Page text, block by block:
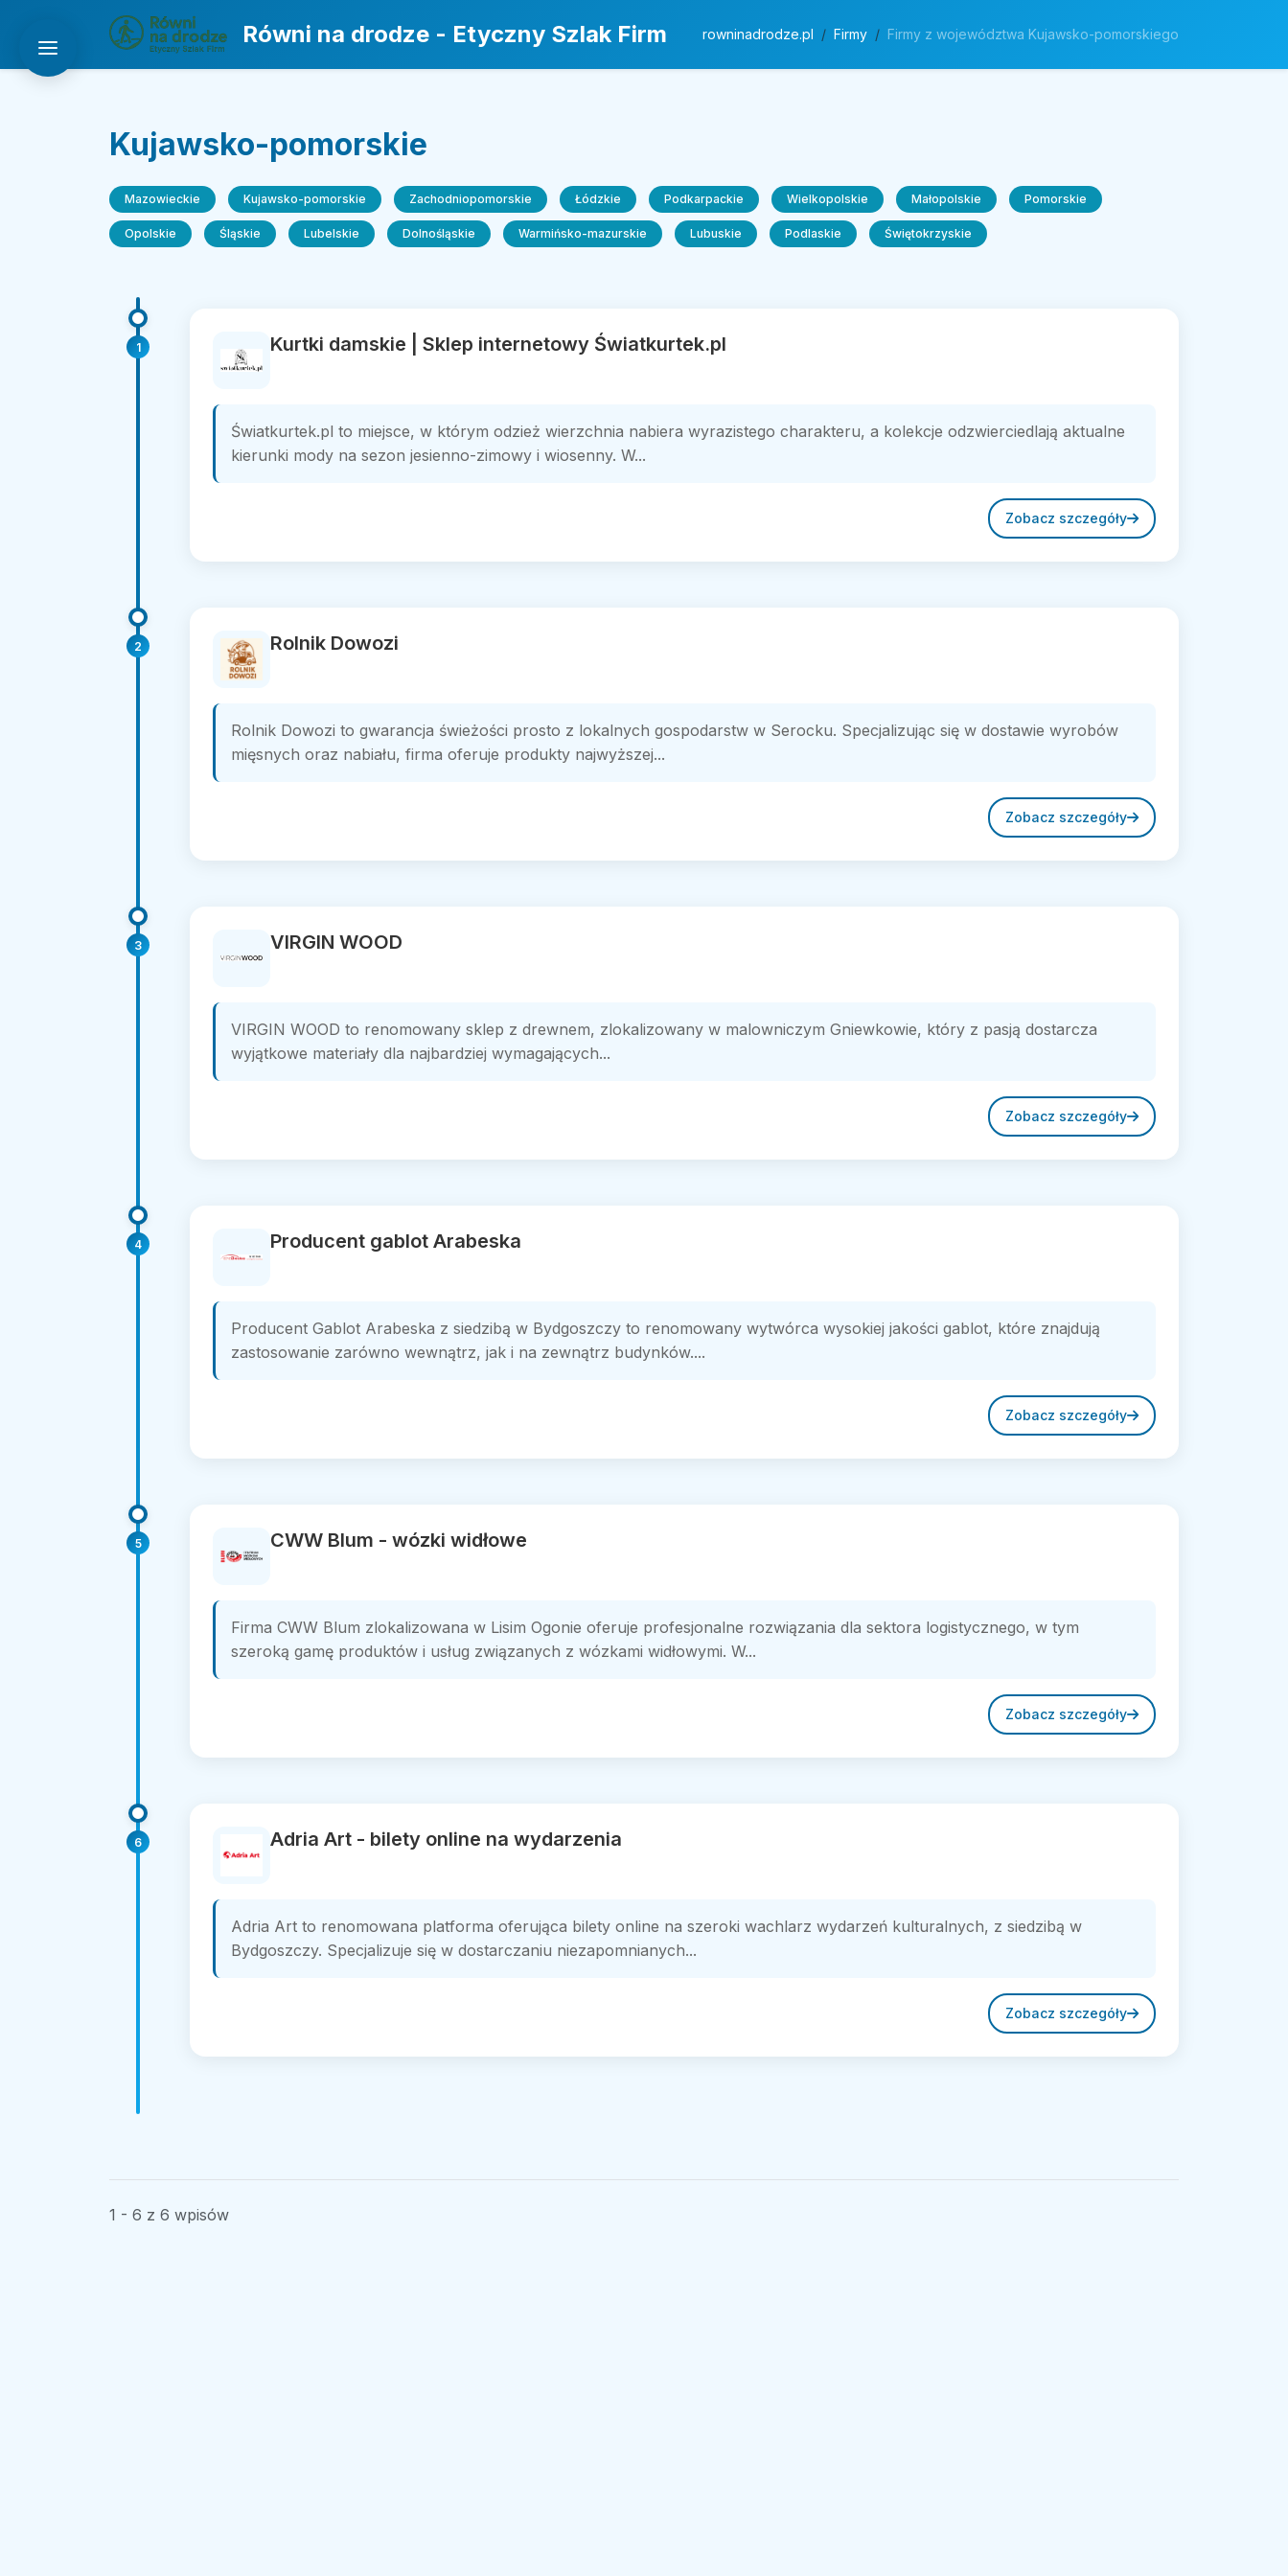
Równi na drodze - Etyczny Szlak Firm rowninadrodze.pl Firmy Firmy z województwa Kujawsko-pomorskiego
Kujawsko-pomorskie
Mazowieckie Kujawsko-pomorskie Zachodniopomorskie Łódzkie Podkarpackie Wielkopolskie Małopolskie Pomorskie
Opolskie Śląskie Lubelskie Dolnośląskie Warmińsko-mazurskie Lubuskie Podlaskie Świętokrzyskie
1 Kurtki damskie | Sklep internetowy Światkurtek.pl
Światkurtek.pl to miejsce, w którym odzież wierzchnia nabiera wyrazistego charakteru, a kolekcje odzwierciedlają aktualne
kierunki mody na sezon jesienno-zimowy i wiosenny. W...
Zobacz szczegóły
2 Rolnik Dowozi
Rolnik Dowozi to gwarancja świeżości prosto z lokalnych gospodarstw w Serocku. Specjalizując się w dostawie wyrobów
mięsnych oraz nabiału, firma oferuje produkty najwyższej...
Zobacz szczegóły
3 VIRGIN WOOD
VIRGIN WOOD to renomowany sklep z drewnem, zlokalizowany w malowniczym Gniewkowie, który z pasją dostarcza
wyjątkowe materiały dla najbardziej wymagających...
Zobacz szczegóły
4 Producent gablot Arabeska
Producent Gablot Arabeska z siedzibą w Bydgoszczy to renomowany wytwórca wysokiej jakości gablot, które znajdują
zastosowanie zarówno wewnątrz, jak i na zewnątrz budynków....
Zobacz szczegóły
5 CWW Blum - wózki widłowe
Firma CWW Blum zlokalizowana w Lisim Ogonie oferuje profesjonalne rozwiązania dla sektora logistycznego, w tym
szeroką gamę produktów i usług związanych z wózkami widłowymi. W...
Zobacz szczegóły
6 Adria Art - bilety online na wydarzenia
Adria Art to renomowana platforma oferująca bilety online na szeroki wachlarz wydarzeń kulturalnych, z siedzibą w
Bydgoszczy. Specjalizuje się w dostarczaniu niezapomnianych...
Zobacz szczegóły
1 - 6 z 6 wpisów